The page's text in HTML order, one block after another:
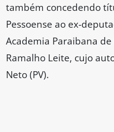
também concedendo
Pessoense ao ex-
Academia Paraibana
Ramalho Leite, cujo
Neto (PV).